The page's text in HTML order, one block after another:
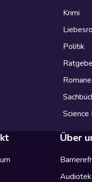
Krimi
Politik
Romane
Science
Über